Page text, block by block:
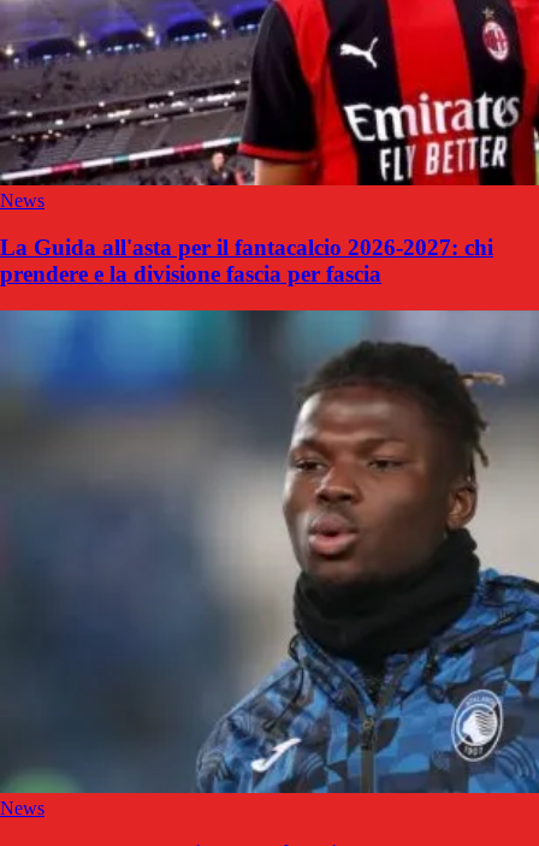
News
La Guida all'asta per il fantacalcio 2026-2027: chi
prendere e la divisione fascia per fascia
News